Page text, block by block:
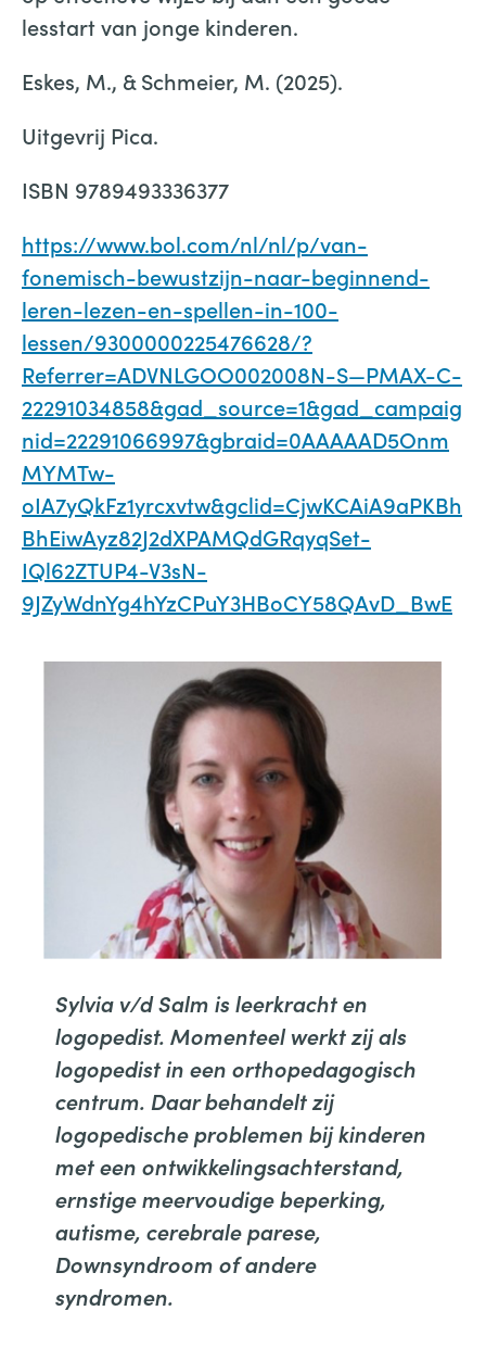
lesstart van jonge kinderen.
Eskes, M., & Schmeier, M. (2025).
Uitgevrij Pica.
ISBN 9789493336377
https://www.bol.com/nl/nl/p/van-
fonemisch-bewustzijn-naar-beginnend-
leren-lezen-en-spellen-in-100-
lessen/9300000225476628/?
Referrer=ADVNLGOO002008N-S—PMAX-C-
22291034858&gad_source=1&gad_campaig
nid=22291066997&gbraid=0AAAAAD5Onm
MYMTw-
oIA7yQkFz1yrcxvtw&gclid=CjwKCAiA9aPKBh
BhEiwAyz82J2dXPAMQdGRqyqSet-
IQl62ZTUP4-V3sN-
9JZyWdnYg4hYzCPuY3HBoCY58QAvD_BwE
Sylvia v/d Salm is leerkracht en
logopedist. Momenteel werkt zij als
logopedist in een orthopedagogisch
centrum. Daar behandelt zij
logopedische problemen bij kinderen
met een ontwikkelingsachterstand,
ernstige meervoudige beperking,
autisme, cerebrale parese,
Downsyndroom of andere
syndromen.